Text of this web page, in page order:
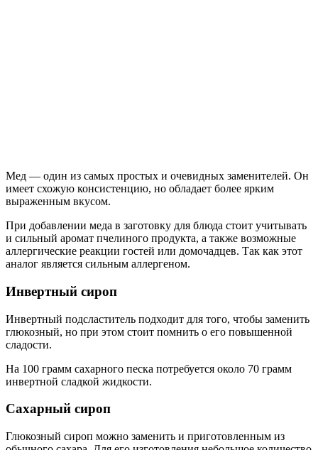
Мед — один из самых простых и очевидных заменителей. Он
имеет схожую консистенцию, но обладает более ярким
выраженным вкусом.
При добавлении меда в заготовку для блюда стоит учитывать
и сильный аромат пчелиного продукта, а также возможные
аллергические реакции гостей или домочадцев. Так как этот
аналог является сильным аллергеном.
Инвертный сироп
Инвертный подсластитель подходит для того, чтобы заменить
глюкозный, но при этом стоит помнить о его повышенной
сладости.
На 100 грамм сахарного песка потребуется около 70 грамм
инвертной сладкой жидкости.
Сахарный сироп
Глюкозный сироп можно заменить и приготовленным из